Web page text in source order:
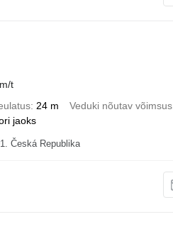
t
24 m Veduki nõutav võimsus
jaoks
Česká Republika